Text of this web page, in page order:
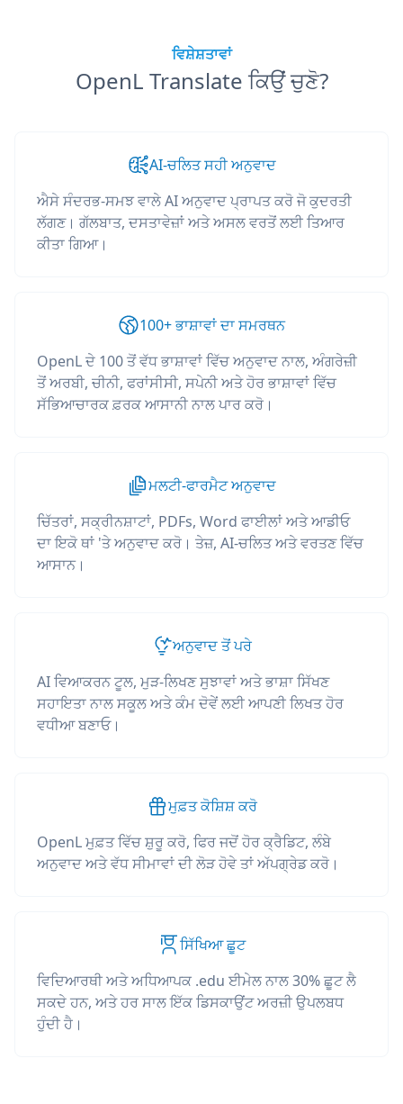
ਵਿਸ਼ੇਸ਼ਤਾਵਾਂ
OpenL Translate ਕਿਉਂ ਚੁਣੋ?
AI-ਚਲਿਤ ਸਹੀ ਅਨੁਵਾਦ
ਐਸੇ ਸੰਦਰਭ-ਸਮਝ ਵਾਲੇ AI ਅਨੁਵਾਦ ਪ੍ਰਾਪਤ ਕਰੋ ਜੋ ਕੁਦਰਤੀ
ਲੱਗਣ। ਗੱਲਬਾਤ, ਦਸਤਾਵੇਜ਼ਾਂ ਅਤੇ ਅਸਲ ਵਰਤੋਂ ਲਈ ਤਿਆਰ
ਕੀਤਾ ਗਿਆ।
100+ ਭਾਸ਼ਾਵਾਂ ਦਾ ਸਮਰਥਨ
OpenL ਦੇ 100 ਤੋਂ ਵੱਧ ਭਾਸ਼ਾਵਾਂ ਵਿੱਚ ਅਨੁਵਾਦ ਨਾਲ, ਅੰਗਰੇਜ਼ੀ
ਤੋਂ ਅਰਬੀ, ਚੀਨੀ, ਫਰਾਂਸੀਸੀ, ਸਪੇਨੀ ਅਤੇ ਹੋਰ ਭਾਸ਼ਾਵਾਂ ਵਿੱਚ
ਸੱਭਿਆਚਾਰਕ ਫ਼ਰਕ ਆਸਾਨੀ ਨਾਲ ਪਾਰ ਕਰੋ।
ਮਲਟੀ-ਫਾਰਮੈਟ ਅਨੁਵਾਦ
ਚਿੱਤਰਾਂ, ਸਕ੍ਰੀਨਸ਼ਾਟਾਂ, PDFs, Word ਫਾਈਲਾਂ ਅਤੇ ਆਡੀਓ
ਦਾ ਇਕੋ ਥਾਂ 'ਤੇ ਅਨੁਵਾਦ ਕਰੋ। ਤੇਜ਼, AI-ਚਲਿਤ ਅਤੇ ਵਰਤਣ ਵਿੱਚ
ਆਸਾਨ।
ਅਨੁਵਾਦ ਤੋਂ ਪਰੇ
AI ਵਿਆਕਰਨ ਟੂਲ, ਮੁੜ-ਲਿਖਣ ਸੁਝਾਵਾਂ ਅਤੇ ਭਾਸ਼ਾ ਸਿੱਖਣ
ਸਹਾਇਤਾ ਨਾਲ ਸਕੂਲ ਅਤੇ ਕੰਮ ਦੋਵੇਂ ਲਈ ਆਪਣੀ ਲਿਖਤ ਹੋਰ
ਵਧੀਆ ਬਣਾਓ।
ਮੁਫ਼ਤ ਕੋਸ਼ਿਸ਼ ਕਰੋ
OpenL ਮੁਫ਼ਤ ਵਿੱਚ ਸ਼ੁਰੂ ਕਰੋ, ਫਿਰ ਜਦੋਂ ਹੋਰ ਕ੍ਰੈਡਿਟ, ਲੰਬੇ
ਅਨੁਵਾਦ ਅਤੇ ਵੱਧ ਸੀਮਾਵਾਂ ਦੀ ਲੋੜ ਹੋਵੇ ਤਾਂ ਅੱਪਗ੍ਰੇਡ ਕਰੋ।
ਸਿੱਖਿਆ ਛੂਟ
ਵਿਦਿਆਰਥੀ ਅਤੇ ਅਧਿਆਪਕ .edu ਈਮੇਲ ਨਾਲ 30% ਛੂਟ ਲੈ
ਸਕਦੇ ਹਨ, ਅਤੇ ਹਰ ਸਾਲ ਇੱਕ ਡਿਸਕਾਉਂਟ ਅਰਜ਼ੀ ਉਪਲਬਧ
ਹੁੰਦੀ ਹੈ।